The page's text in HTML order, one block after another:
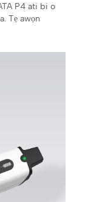
P4 ati bi o
Tẹ awọn